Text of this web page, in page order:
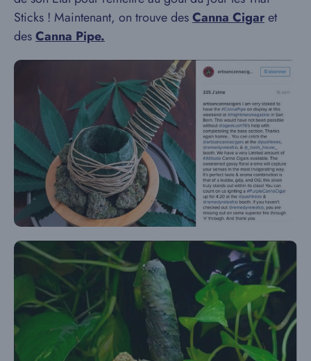
Sticks ! Maintenant, on trouve desCanna Cigaret
desCanna Pipe.